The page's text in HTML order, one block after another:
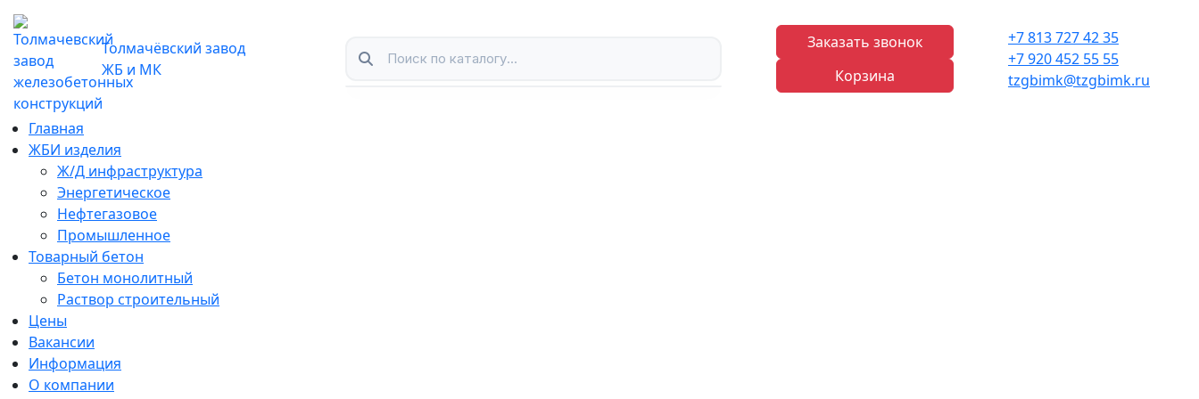
Толмачёвский завод
ЖБ и МК
Заказать звонок
Корзина
+7 813 727 42 35
+7 920 452 55 55
tzgbimk@tzgbimk.ru
Главная
ЖБИ изделия
Ж/Д инфраструктура
Энергетическое
Нефтегазовое
Промышленное
Товарный бетон
Бетон монолитный
Раствор строительный
Цены
Вакансии
Информация
О компании